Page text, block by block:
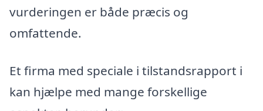
vurderingen er både præcis og
omfattende.
Et firma med speciale i tilstandsrapport i
kan hjælpe med mange forskellige